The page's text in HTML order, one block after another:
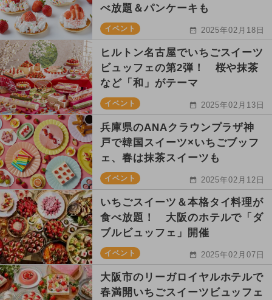
べ放題＆パンケーキも
イベント 2025年02月18日
ヒルトン名古屋でいちごスイーツ
ビュッフェの第2弾！ 桜や抹茶
など「和」がテーマ
イベント 2025年02月13日
兵庫県のANAクラウンプラザ神
戸で韓国スイーツ×いちごブッフ
ェ、春は抹茶スイーツも
イベント 2025年02月12日
いちごスイーツ＆本格タイ料理が
食べ放題！ 大阪のホテルで「ダ
ブルビュッフェ」開催
イベント 2025年02月07日
大阪市のリーガロイヤルホテルで
春満開いちごスイーツビュッフェ